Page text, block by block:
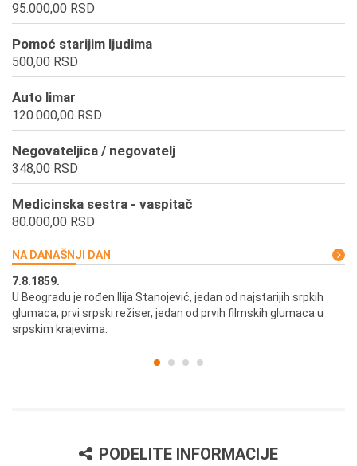
95.000,00 RSD
Pomoć starijim ljudima
500,00 RSD
Auto limar
120.000,00 RSD
Negovateljica / negovatelj
348,00 RSD
Medicinska sestra - vaspitač
80.000,00 RSD
NA DANAŠNJI DAN
7.8.1859.
U Beogradu je rođen Ilija Stanojević, jedan od najstarijih srpkih
glumaca, prvi srpski režiser, jedan od prvih filmskih glumaca u
srpskim krajevima.
PODELITE INFORMACIJE